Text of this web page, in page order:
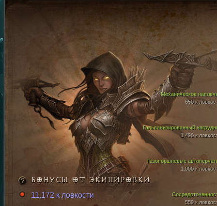
Гальванизированный
1,490 к
Газопоршневые
1,000 к
Механическое
650 к
559 к
БОНУСЫ ОТ ЭКИПИРОВКИ
11,172 к ловкости